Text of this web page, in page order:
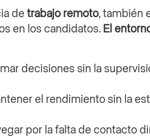
de trabajo remoto, también
en los candidatos. El
decisiones sin la
el rendimiento sin la
por la falta de contacto